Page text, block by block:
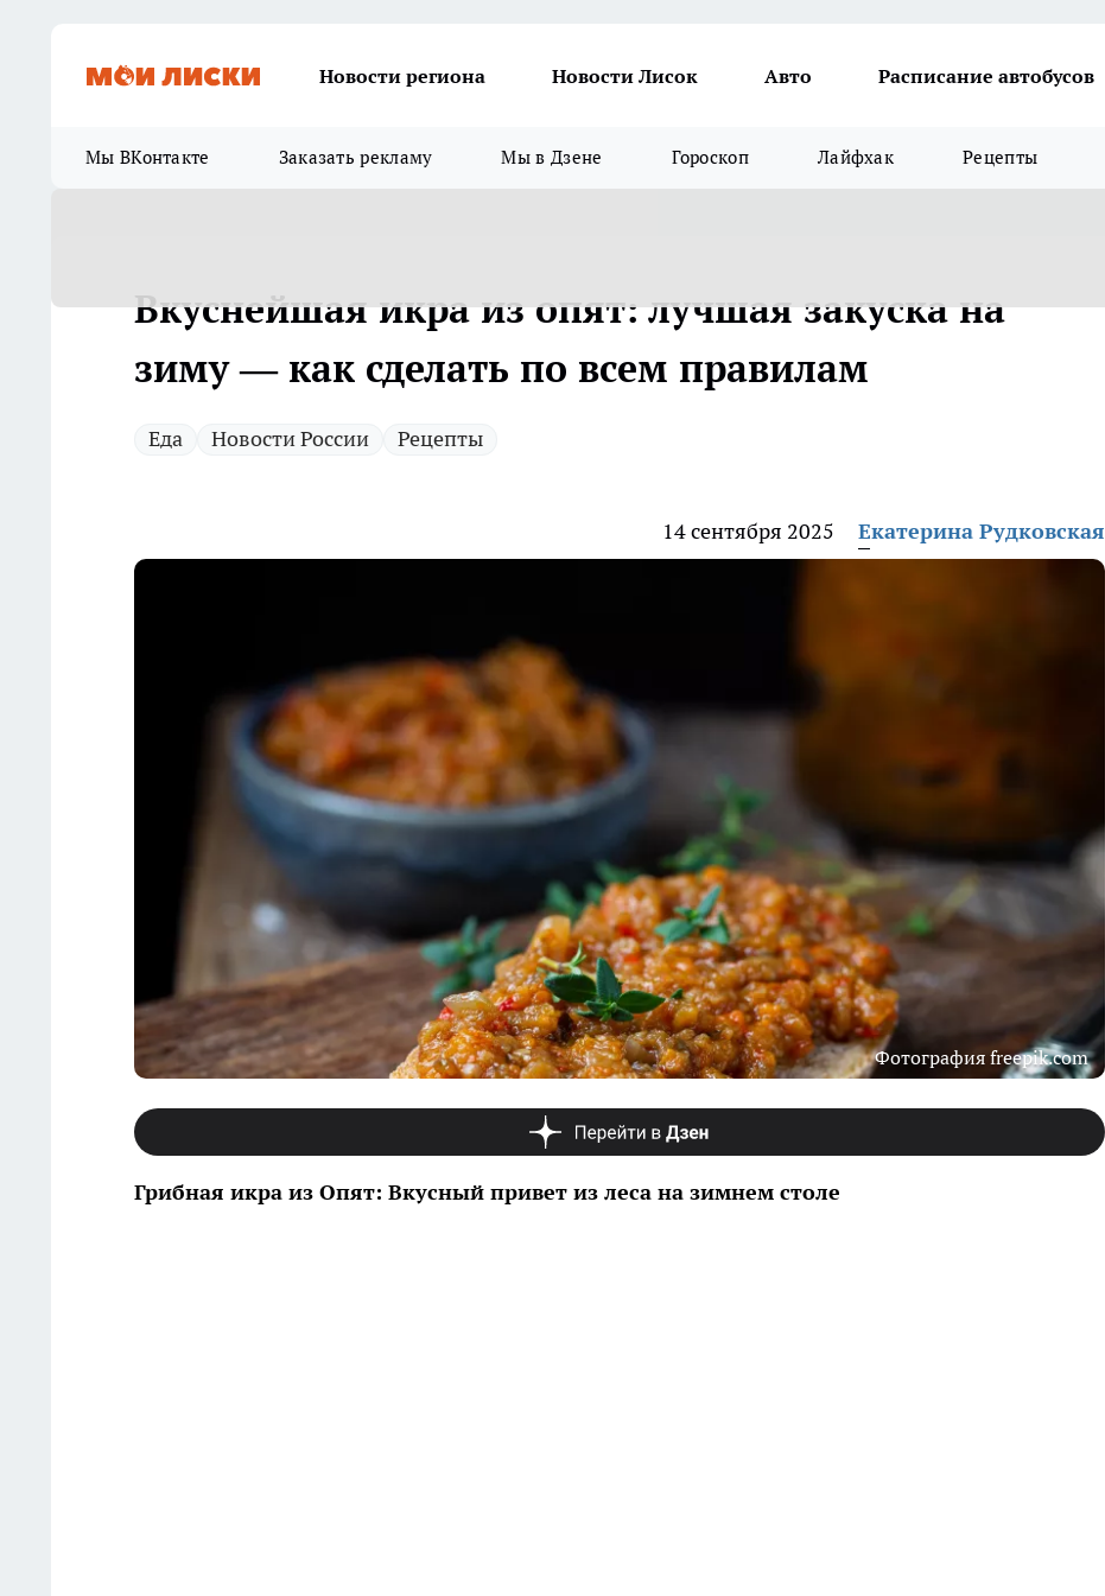
Новости региона Новости Лисок Авто Расписание автобусов
Мы ВКонтакте Заказать рекламу Мы в Дзене Гороскоп Лайфхак Рецепты
Вкуснейшая икра из опят: лучшая закуска на
зиму — как сделать по всем правилам
Еда Новости России Рецепты
14 сентября 2025 Екатерина Рудковская
Фотография freepik.com
Грибная икра из Опят: Вкусный привет из леса на зимнем столе